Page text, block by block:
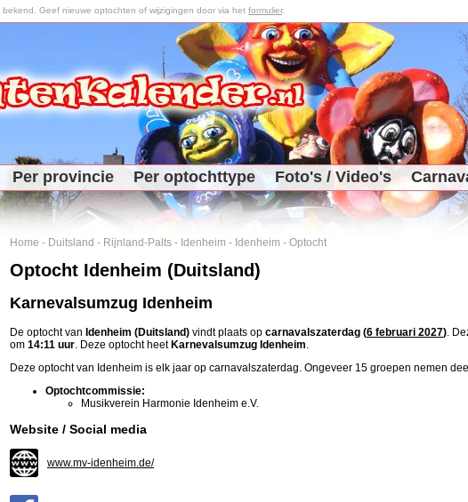
bekend. Geef nieuwe optochten of wijzigingen door via het formulier.
Per provincie Per optochttype Foto's / Video's
Home - Duitsland - Rijnland-Palts - Idenheim - Idenheim - Optocht
Optocht Idenheim (Duitsland)
Karnevalsumzug Idenheim
De optocht van Idenheim (Duitsland) vindt plaats op carnavalszaterdag (6 februari 2027).
om 14:11 uur. Deze optocht heet Karnevalsumzug Idenheim.
Deze optocht van Idenheim is elk jaar op carnavalszaterdag. Ongeveer 15 groepen nemen
Optochtcommissie:
Musikverein Harmonie Idenheim e.V.
Website / Social media
www.mv-idenheim.de/